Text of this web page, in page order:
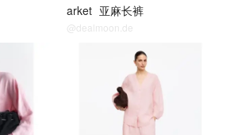
arket 亚麻长裤
@dealmoon.de